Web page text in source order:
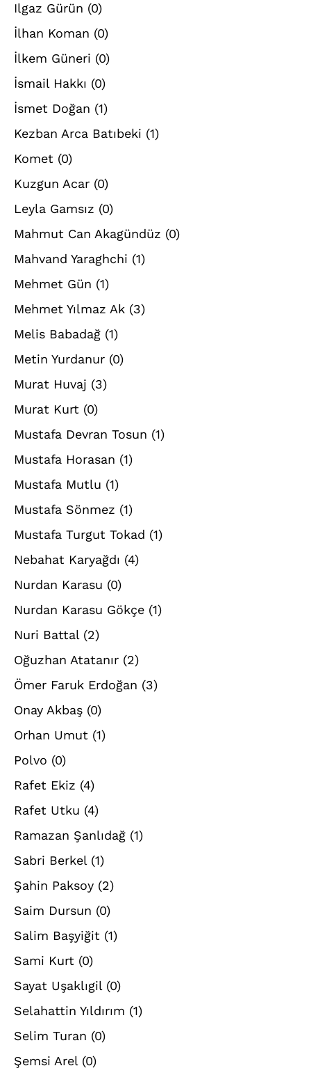
Ilgaz Gürün (0)
İlhan Koman (0)
İlkem Güneri (0)
İsmail Hakkı (0)
İsmet Doğan (1)
Kezban Arca Batıbeki (1)
Komet (0)
Kuzgun Acar (0)
Leyla Gamsız (0)
Mahmut Can Akagündüz (0)
Mahvand Yaraghchi (1)
Mehmet Gün (1)
Mehmet Yılmaz Ak (3)
Melis Babadağ (1)
Metin Yurdanur (0)
Murat Huvaj (3)
Murat Kurt (0)
Mustafa Devran Tosun (1)
Mustafa Horasan (1)
Mustafa Mutlu (1)
Mustafa Sönmez (1)
Mustafa Turgut Tokad (1)
Nebahat Karyağdı (4)
Nurdan Karasu (0)
Nurdan Karasu Gökçe (1)
Nuri Battal (2)
Oğuzhan Atatanır (2)
Ömer Faruk Erdoğan (3)
Onay Akbaş (0)
Orhan Umut (1)
Polvo (0)
Rafet Ekiz (4)
Rafet Utku (4)
Ramazan Şanlıdağ (1)
Sabri Berkel (1)
Şahin Paksoy (2)
Saim Dursun (0)
Salim Başyiğit (1)
Sami Kurt (0)
Sayat Uşaklıgil (0)
Selahattin Yıldırım (1)
Selim Turan (0)
Şemsi Arel (0)